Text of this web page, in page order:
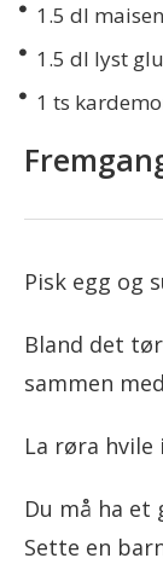
1.5 dl
1.5 dl lyst
1 ts
Pisk egg og
Bland det
sammen
La røra
Du må ha
Sette en